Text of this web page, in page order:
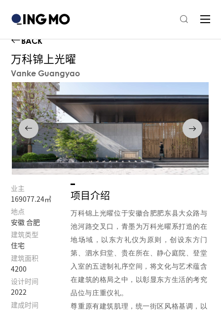
BACK
万科锦上光曜
Vanke Guangyao
项目介绍
万科锦上光曜位于安徽合肥肥东县大众路与
池河路交叉口，青墨为万科光曜系打造的在
地场域，以东方礼仪为原则，创设东方门
第、泗水归堂、贵在所在、静心庭院、登堂
入室的五进制礼序空间，将文化与艺术蕴含
在建筑的格局之中，以彰显东方生活的考究
品位与庄重仪礼。
尊重原有建筑肌理，统一街区风格基调，以
业主
169077.24㎡
地点
安徽 合肥
建筑类型
住宅
建筑面积
4200
设计时间
2022
建成时间